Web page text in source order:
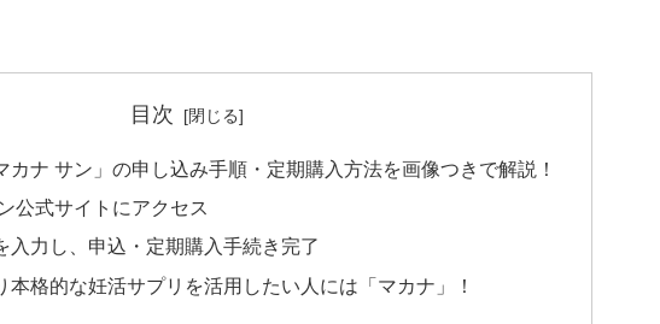
目次
カナ サン」の申し込み手順・定期購入方法を画像つきで解説！
公式サイトにアクセス
入力し、申込・定期購入手続き完了
本格的な妊活サプリを活用したい人には「マカナ」！